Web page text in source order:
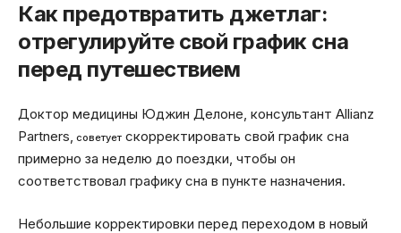
Как предотвратить джетлаг:
отрегулируйте свой график сна
перед путешествием
Доктор медицины Юджин Делоне, консультант Allianz
Partners, советует скорректировать свой график сна
примерно за неделю до поездки, чтобы он
соответствовал графику сна в пункте назначения.
Небольшие корректировки перед переходом в новый